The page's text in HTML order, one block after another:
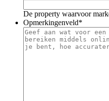
De property waarvoor
Opmerkingenveld*